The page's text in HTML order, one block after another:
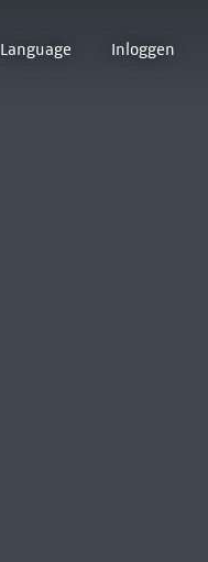
Language Inloggen